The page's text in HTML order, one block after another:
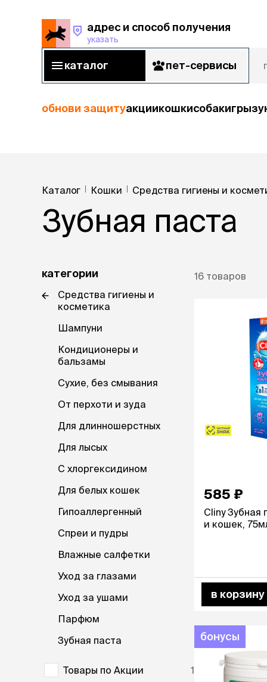
адрес и способ получения
указать
каталог пет-сервисы
обнови защитуакциикошкисобаки
рыбы
ветаптека
рептилии
лошади
акции
груминг
Сухой корм
Лечебный
корм
защита
Ошейники
Шампуни
Спреи и
лакомства
Для
Для чистки
лотки и
Закрытый,
С
Без сетки
Коврики
Пакеты
туалета
адрес и способ получения
каталог пет-сервисы
Каталог Кошки Средства гигиены и
Зубная паста
категории
Средства гигиены и
косметика
Шампуни
Кондиционеры и
бальзамы
Сухие, без смывания
От перхоти и зуда
Для длинношерстных
Для лысых
С хлоргексидином
Для белых кошек
Гипоаллергенный
Спреи и пудры
Влажные салфетки
Уход за глазами
Уход за ушами
Парфюм
Зубная паста
Товары по Акции 1
16 товаров
585 ₽
Cliny Зубная
и кошек,
в корзину
бонусы